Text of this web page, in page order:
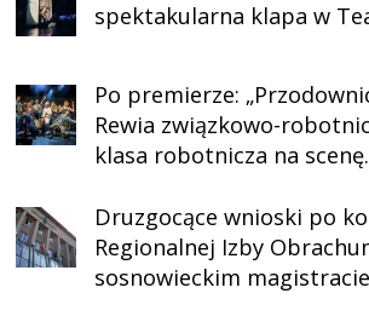
spektakularna klapa w
Po premierze:
Rewia związkowo-
klasa robotnicza na scenę.
Druzgocące wnioski po
Regionalnej Izby
sosnowieckim magistracie